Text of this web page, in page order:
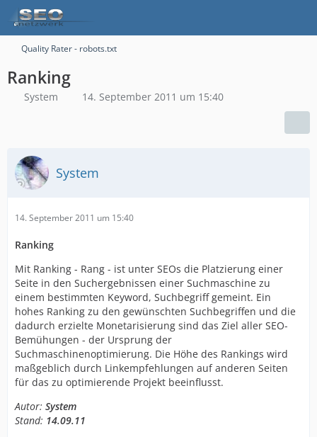
Quality Rater - robots.txt
Ranking
System 14. September 2011 um 15:40
System
14. September 2011 um 15:40
Ranking
Mit Ranking - Rang - ist unter SEOs die Platzierung einer
Seite in den Suchergebnissen einer Suchmaschine zu
einem bestimmten Keyword, Suchbegriff gemeint. Ein
hohes Ranking zu den gewünschten Suchbegriffen und die
dadurch erzielte Monetarisierung sind das Ziel aller SEO-
Bemühungen - der Ursprung der
Suchmaschinenoptimierung. Die Höhe des Rankings wird
maßgeblich durch Linkempfehlungen auf anderen Seiten
für das zu optimierende Projekt beeinflusst.
Autor: System
Stand: 14.09.11